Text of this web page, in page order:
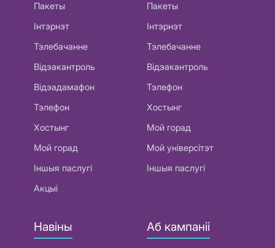
Пакеты
Інтэрнэт
Тэлебачанне
Відэакантроль
Відэадамафон
Тэлефон
Хостынг
Мой горад
Іншыя паслугі
Акцыі
Пакеты
Інтэрнэт
Тэлебачанне
Відэакантроль
Тэлефон
Хостынг
Мой горад
Мой універсітэт
Іншыя паслугі
Навіны Аб кампаніі